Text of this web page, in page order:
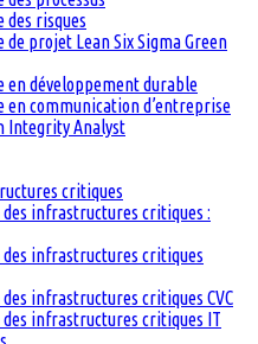
des risques
de projet Lean Six Sigma Green
en développement durable
en communication d’entreprise
Integrity Analyst
critiques
des infrastructures critiques :
des infrastructures critiques
des infrastructures critiques CVC
des infrastructures critiques IT